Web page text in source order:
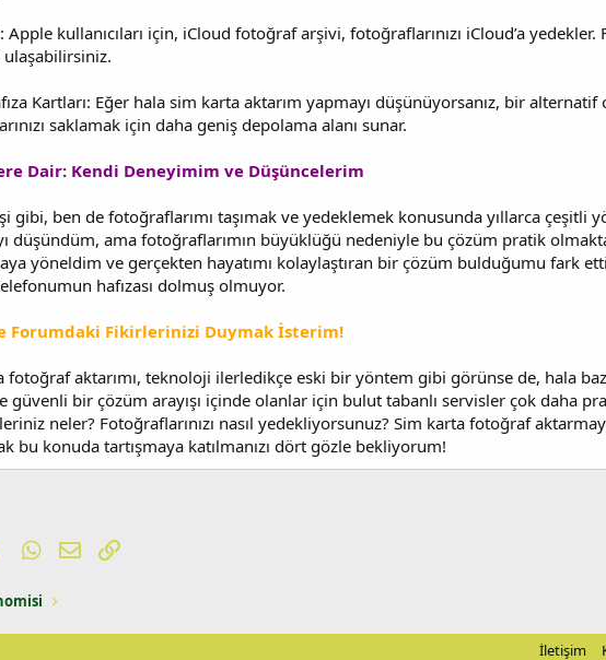
Apple kullanıcıları için, iCloud fotoğraf arşivi, fotoğraflarınızı iCloud’a
ulaşabilirsiniz.
Kartları: Eğer hala sim karta aktarım yapmayı düşünüyorsanız, bir
saklamak için daha geniş depolama alanı sunar.
Dair: Kendi Deneyimim ve Düşüncelerim
gibi, ben de fotoğraflarımı taşımak ve yedeklemek konusunda yıllarca çeşitli
düşündüm, ama fotoğraflarımın büyüklüğü nedeniyle bu çözüm pratik
yöneldim ve gerçekten hayatımı kolaylaştıran bir çözüm bulduğumu fark
hafızası dolmuş olmuyor.
Forumdaki Fikirlerinizi Duymak İsterim!
fotoğraf aktarımı, teknoloji ilerledikçe eski bir yöntem gibi görünse de, hala
güvenli bir çözüm arayışı içinde olanlar için bulut tabanlı servisler çok daha
neler? Fotoğraflarınızı nasıl yedekliyorsunuz? Sim karta fotoğraf
bu konuda tartışmaya katılmanızı dört gözle bekliyorum!
TumblrWhatsApp
E-postaLink
İletişim